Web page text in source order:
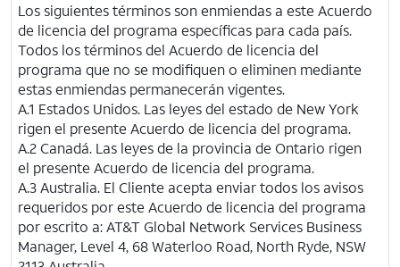
Los siguientes términos son enmiendas a este Acuerdo
de licencia del programa específicas para cada país.
Todos los términos del Acuerdo de licencia del
programa que no se modifiquen o eliminen mediante
estas enmiendas permanecerán vigentes.
A.1 Estados Unidos. Las leyes del estado de New York
rigen el presente Acuerdo de licencia del programa.
A.2 Canadá. Las leyes de la provincia de Ontario rigen
el presente Acuerdo de licencia del programa.
A.3 Australia. El Cliente acepta enviar todos los avisos
requeridos por este Acuerdo de licencia del programa
por escrito a:AT&TGlobal Network Services Business
Manager, Level 4, 68 Waterloo Road, North Ryde, NSW